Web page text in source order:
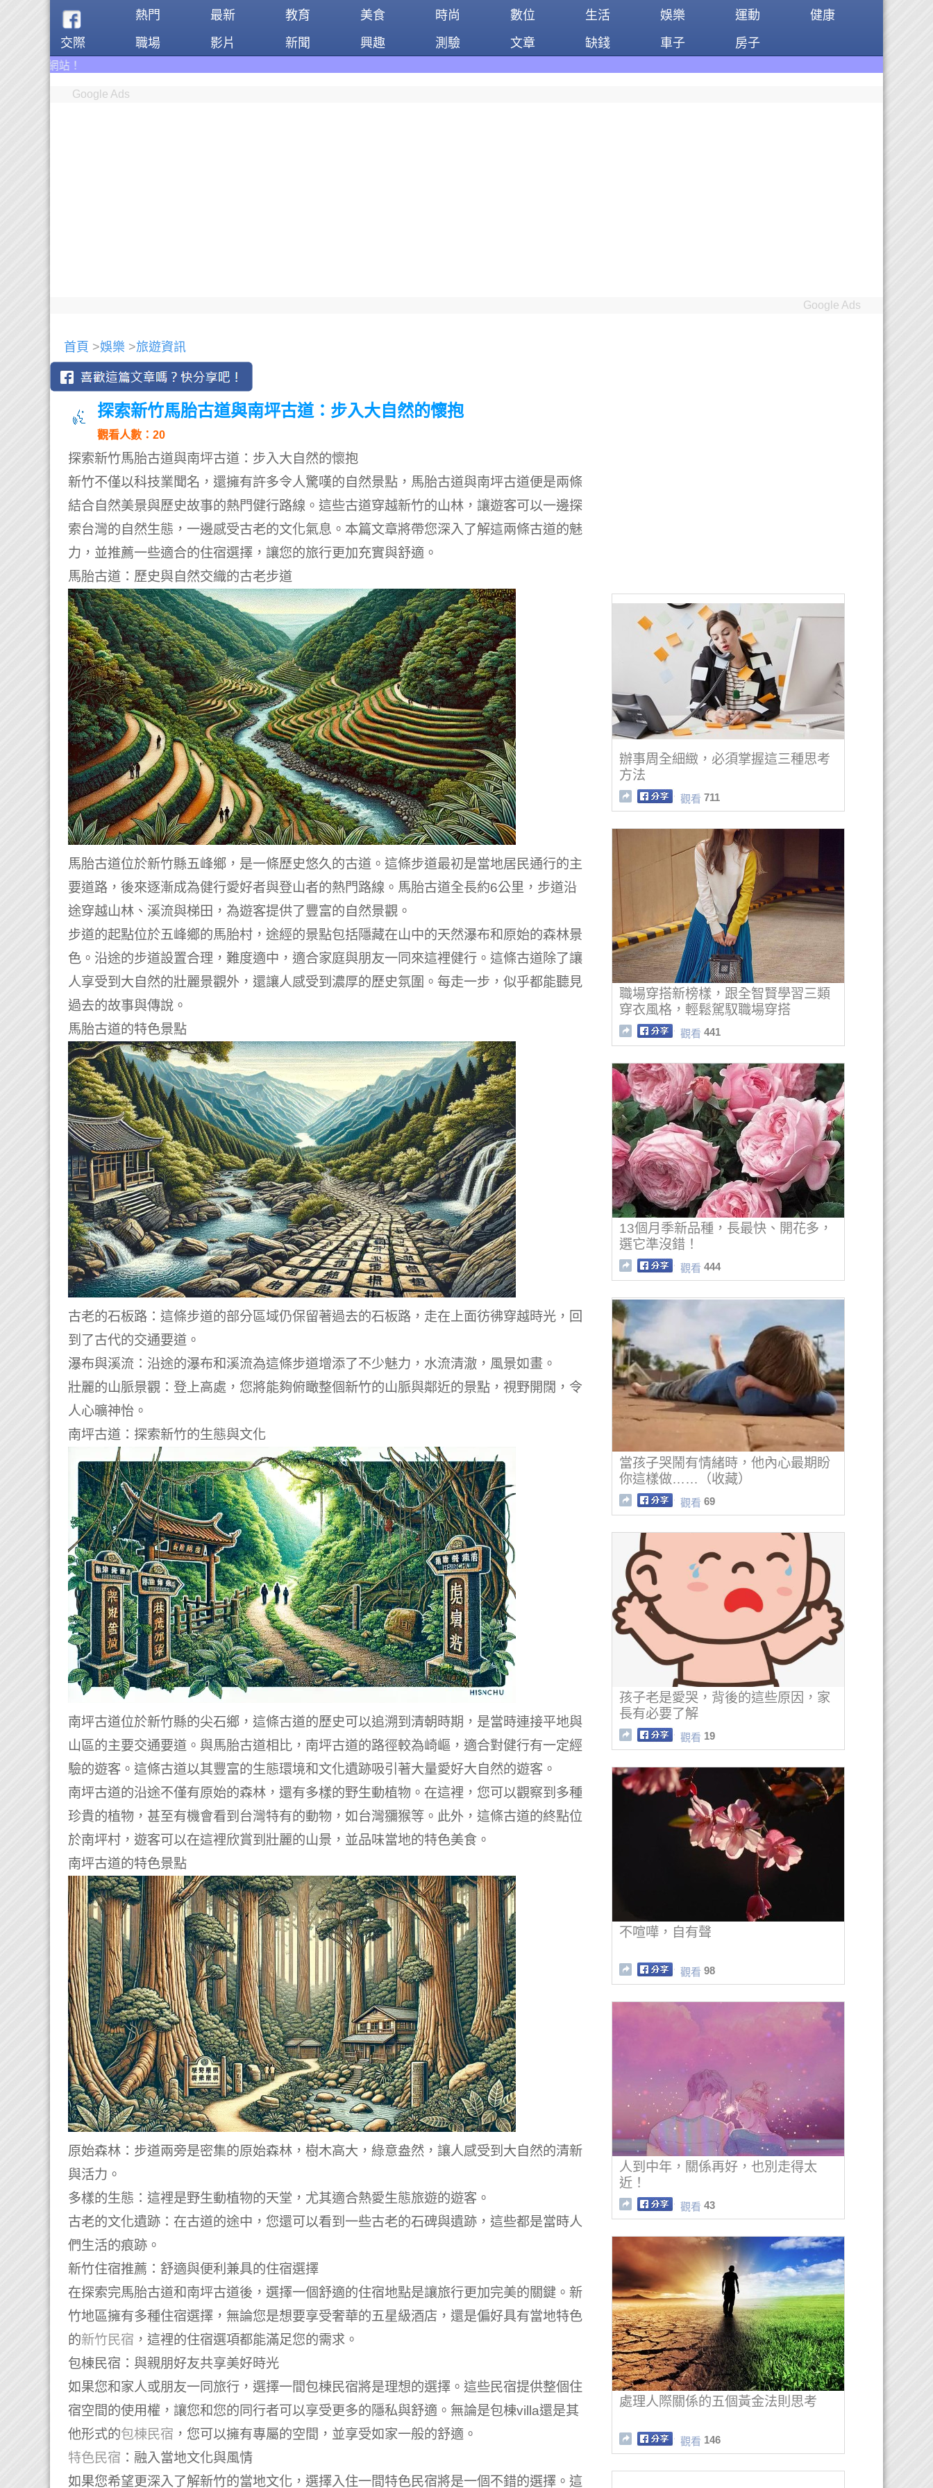
熱門 最新 教育 美食 時尚 數位 生活 娛樂 運動
健康
交際
職場 影片 新聞 興趣 測驗 文章 缺錢 車子 房子
Google Ads
Google Ads
首頁 >娛樂 >旅遊資訊
探索新竹馬胎古道與南坪古道：步入大自然的懷抱
觀看人數：20
探索新竹馬胎古道與南坪古道：步入大自然的懷抱
新竹不僅以科技業聞名，還擁有許多令人驚嘆的自然景點，馬胎古道與南坪古道便是兩條
結合自然美景與歷史故事的熱門健行路線。這些古道穿越新竹的山林，讓遊客可以一邊探
索台灣的自然生態，一邊感受古老的文化氣息。本篇文章將帶您深入了解這兩條古道的魅
力，並推薦一些適合的住宿選擇，讓您的旅行更加充實與舒適。
馬胎古道：歷史與自然交織的古老步道
馬胎古道位於新竹縣五峰鄉，是一條歷史悠久的古道。這條步道最初是當地居民通行的主
要道路，後來逐漸成為健行愛好者與登山者的熱門路線。馬胎古道全長約6公里，步道沿
途穿越山林、溪流與梯田，為遊客提供了豐富的自然景觀。
步道的起點位於五峰鄉的馬胎村，途經的景點包括隱藏在山中的天然瀑布和原始的森林景
色。沿途的步道設置合理，難度適中，適合家庭與朋友一同來這裡健行。這條古道除了讓
人享受到大自然的壯麗景觀外，還讓人感受到濃厚的歷史氛圍。每走一步，似乎都能聽見
過去的故事與傳說。
馬胎古道的特色景點
古老的石板路：這條步道的部分區域仍保留著過去的石板路，走在上面彷彿穿越時光，回
到了古代的交通要道。
瀑布與溪流：沿途的瀑布和溪流為這條步道增添了不少魅力，水流清澈，風景如畫。
壯麗的山脈景觀：登上高處，您將能夠俯瞰整個新竹的山脈與鄰近的景點，視野開闊，令
人心曠神怡。
南坪古道：探索新竹的生態與文化
南坪古道位於新竹縣的尖石鄉，這條古道的歷史可以追溯到清朝時期，是當時連接平地與
山區的主要交通要道。與馬胎古道相比，南坪古道的路徑較為崎嶇，適合對健行有一定經
驗的遊客。這條古道以其豐富的生態環境和文化遺跡吸引著大量愛好大自然的遊客。
南坪古道的沿途不僅有原始的森林，還有多樣的野生動植物。在這裡，您可以觀察到多種
珍貴的植物，甚至有機會看到台灣特有的動物，如台灣獼猴等。此外，這條古道的終點位
於南坪村，遊客可以在這裡欣賞到壯麗的山景，並品味當地的特色美食。
南坪古道的特色景點
原始森林：步道兩旁是密集的原始森林，樹木高大，綠意盎然，讓人感受到大自然的清新
與活力。
多樣的生態：這裡是野生動植物的天堂，尤其適合熱愛生態旅遊的遊客。
古老的文化遺跡：在古道的途中，您還可以看到一些古老的石碑與遺跡，這些都是當時人
們生活的痕跡。
新竹住宿推薦：舒適與便利兼具的住宿選擇
在探索完馬胎古道和南坪古道後，選擇一個舒適的住宿地點是讓旅行更加完美的關鍵。新
竹地區擁有多種住宿選擇，無論您是想要享受奢華的五星級酒店，還是偏好具有當地特色
的新竹民宿 ，這裡的住宿選項都能滿足您的需求。
包棟民宿：與親朋好友共享美好時光
如果您和家人或朋友一同旅行，選擇一間包棟民宿將是理想的選擇。這些民宿提供整個住
宿空間的使用權，讓您和您的同行者可以享受更多的隱私與舒適。無論是包棟villa還是其
他形式的包棟民宿 ，您可以擁有專屬的空間，並享受如家一般的舒適。
特色民宿 ：融入當地文化與風情
如果您希望更深入了解新竹的當地文化，選擇入住一間特色民宿將是一個不錯的選擇。這
辦事周全細緻，必須掌握這三種思考
方法
觀看 711
職場穿搭新榜樣，跟全智賢學習三類
穿衣風格，輕鬆駕馭職場穿搭
觀看 441
13個月季新品種，長最快、開花多，
選它準沒錯！
觀看 444
當孩子哭鬧有情緒時，他內心最期盼
你這樣做……（收藏）
觀看 69
孩子老是愛哭，背後的這些原因，家
長有必要了解
觀看 19
不喧嘩，自有聲
觀看 98
人到中年，關係再好，也別走得太
近！
觀看 43
處理人際關係的五個黃金法則思考
觀看 146